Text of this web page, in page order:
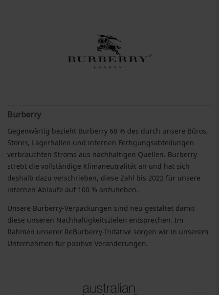
Burberry
Gegenwärtig bezieht Burberry 68 % des durch unsere Büros,
Stores, Lagerhallen und internen Fertigungsabteilungen
verbrauchten Stroms aus nachhaltigen Quellen. Burberry
strebt die vollständige Klimaneutralität an und hat sich
deshalb dazu verschrieben, diese Zahl bis 2022 für unsere
internen Abläufe auf 100 % anzuheben.
Unsere Burberry-Verpackungen sind neu gestaltet damit
diese unseren Nachhaltigkeitszielen entsprechen. Im
Rahmen unserer ReBurberry-Initative sorgen wir in unserem
Unternehmen für positive Veränderungen.